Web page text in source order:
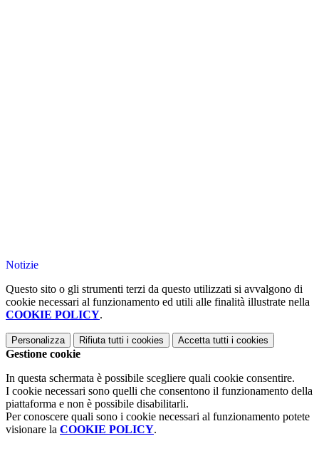
Notizie
Questo sito o gli strumenti terzi da questo utilizzati si avvalgono di
cookie necessari al funzionamento ed utili alle finalità illustrate nella
COOKIE POLICY.
Personalizza Rifiuta tutti i cookies Accetta tutti i cookies
Gestione cookie
In questa schermata è possibile scegliere quali cookie consentire.
I cookie necessari sono quelli che consentono il funzionamento della
piattaforma e non è possibile disabilitarli.
Per conoscere quali sono i cookie necessari al funzionamento potete
visionare la COOKIE POLICY.